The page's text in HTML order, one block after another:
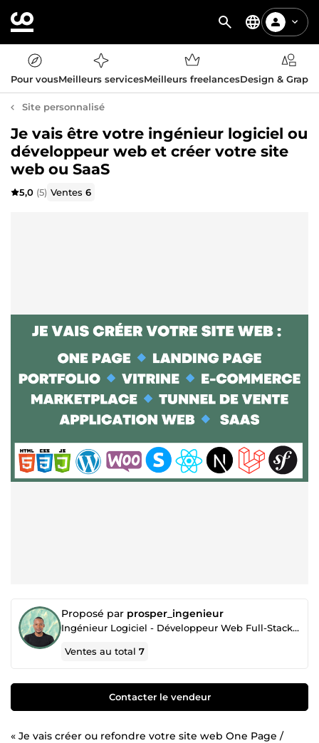
Pour vousMeilleurs servicesMeilleurs freelancesDesign &
Site personnalisé
Je vais être votre ingénieur logiciel ou
développeur web et créer votre site
web ou SaaS
5,0 (5) Ventes6
Proposé par prosper_ingenieur
Ingénieur Logiciel - Développeur Web Full-Stack ✅
Ventes au total7
Contacter le vendeur
« Je vais créer ou refondre votre site web One Page /